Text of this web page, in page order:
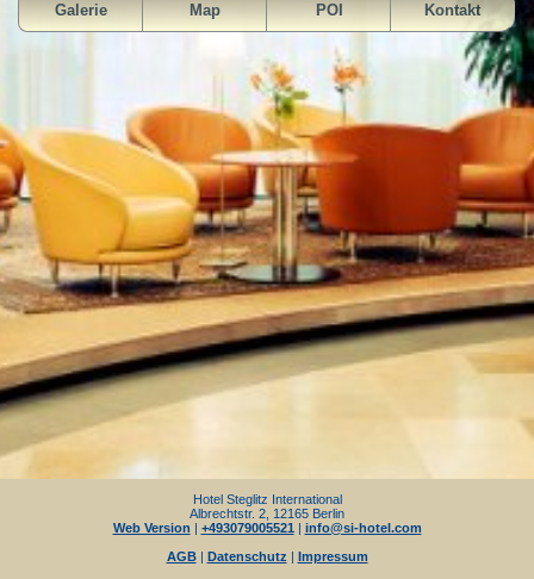
Galerie Map POI Kontakt
Hotel Steglitz International
Albrechtstr. 2, 12165 Berlin
Web Version | +493079005521 | info@si-hotel.com
AGB| Datenschutz | Impressum